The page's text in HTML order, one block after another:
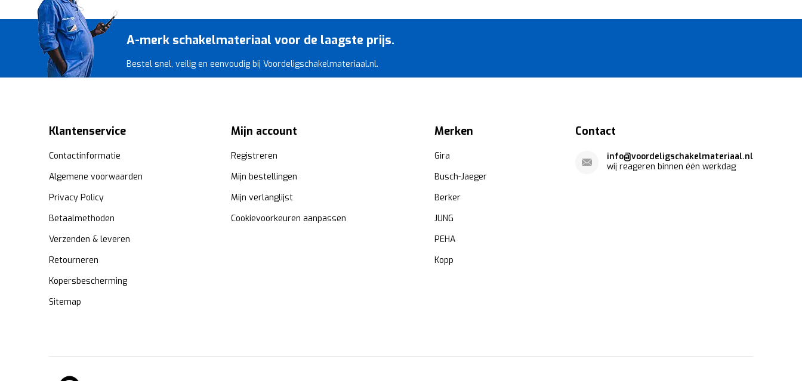
A-merk schakelmateriaal voor de laagste prijs.
Bestel snel, veilig en eenvoudig bij Voordeligschakelmateriaal.nl.
Klantenservice
Contactinformatie
Algemene voorwaarden
Privacy Policy
Betaalmethoden
Verzenden & leveren
Retourneren
Kopersbescherming
Sitemap
Mijn account
Registreren
Mijn bestellingen
Mijn verlanglijst
Cookievoorkeuren aanpassen
Merken
Gira
Busch-Jaeger
Berker
JUNG
PEHA
Kopp
Contact
info@voordeligschakelmateriaal.nl
wij reageren binnen één werkdag